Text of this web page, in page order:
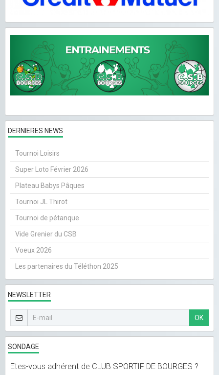
DERNIERES NEWS
Tournoi Loisirs
Super Loto Février 2026
Plateau Babys Pâques
Tournoi JL Thirot
Tournoi de pétanque
Vide Grenier du CSB
Voeux 2026
Les partenaires du Téléthon 2025
NEWSLETTER
OK
SONDAGE
Etes-vous adhérent de CLUB SPORTIF DE BOURGES ?